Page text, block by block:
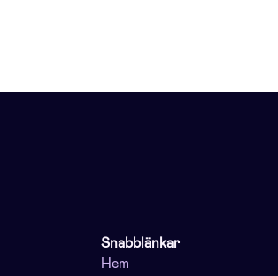
Snabblänkar
Hem